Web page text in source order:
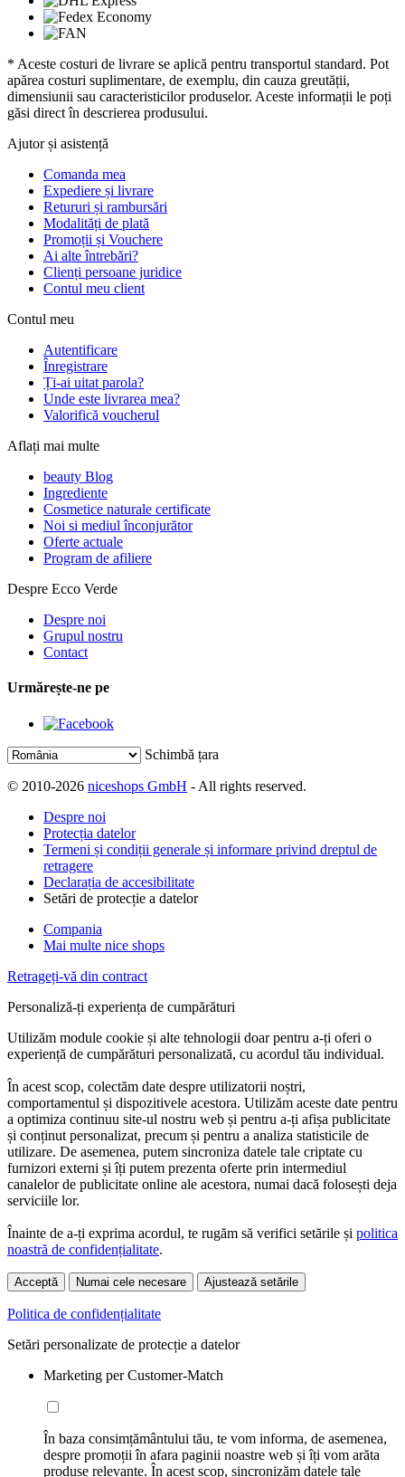
* Aceste costuri de livrare se aplică pentru transportul standard. Pot
apărea costuri suplimentare, de exemplu, din cauza greutății,
dimensiunii sau caracteristicilor produselor. Aceste informații le poți
găsi direct în descrierea produsului.
Ajutor și asistență
Comanda mea
Expediere și livrare
Retururi și rambursări
Modalități de plată
Promoții și Vouchere
Ai alte întrebări?
Clienți persoane juridice
Contul meu client
Contul meu
Autentificare
Înregistrare
Ți-ai uitat parola?
Unde este livrarea mea?
Valorifică voucherul
Aflați mai multe
beauty Blog
Ingrediente
Cosmetice naturale certificate
Noi si mediul înconjurător
Oferte actuale
Program de afiliere
Despre Ecco Verde
Despre noi
Grupul nostru
Contact
Urmărește-ne pe
Schimbă țara
© 2010-2026 niceshops GmbH - All rights reserved.
Despre noi
Protecția datelor
Termeni și condiții generale și informare privind dreptul de
retragere
Declarația de accesibilitate
Setări de protecție a datelor
Compania
Mai multe nice shops
Retrageți-vă din contract
Personaliză-ți experiența de cumpărături
Utilizăm module cookie și alte tehnologii doar pentru a-ți oferi o
experiență de cumpărături personalizată, cu acordul tău individual.
În acest scop, colectăm date despre utilizatorii noștri,
comportamentul și dispozitivele acestora. Utilizăm aceste date pentru
a optimiza continuu site-ul nostru web și pentru a-ți afișa publicitate
și conținut personalizat, precum și pentru a analiza statisticile de
utilizare. De asemenea, putem sincroniza datele tale criptate cu
furnizori externi și îți putem prezenta oferte prin intermediul
canalelor de publicitate online ale acestora, numai dacă folosești deja
serviciile lor.
Înainte de a-ți exprima acordul, te rugăm să verifici setările și politica
noastră de confidențialitate.
Acceptă Numai cele necesare Ajustează setările
Politica de confidențialitate
Setări personalizate de protecție a datelor
Marketing per Customer-Match
În baza consimțământului tău, te vom informa, de asemenea,
despre promoții în afara paginii noastre web și îți vom arăta
produse relevante. În acest scop, sincronizăm datele tale